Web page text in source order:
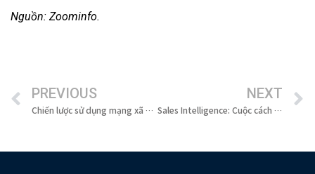
Nguồn: Zoominfo.
PREVIOUS
Chiến lược sử dụng mạng xã hội để tiếp thị xuất khẩu B2B hiệu quả
NEXT
Sales Intelligence: Cuộc cách mạng trong bán hàng B2B